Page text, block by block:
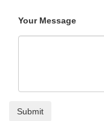
Your Message